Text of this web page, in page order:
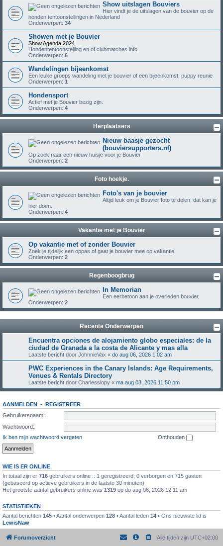
Show uitslagen Bouviers
Hier vindt je de uitslagen van de bouvier op de
honden tentoonstellingen in Nederland
Onderwerpen: 34
Showen met je Bouvier
Show Agenda 2024
Hondententoonstelling en of clubmatches info.
Onderwerpen: 6
Wandelingen bijeenkomst
Een leuke groeps wandeling met je bouvier of een bijeenkomst, puppy reunie
Onderwerpen: 1
Hondensport
Actief met je Bouvier bezig zijn.
Onderwerpen: 4
Herplaatsers
Nieuw baasje gezocht
(bouviersupporters.nl)
Op zoek naar een nieuw huisje voor je Bouvier
Onderwerpen: 2
Foto hoekje.
Foto's van je bouvier
Altijd leuk om je Bouvier foto te delen, dat kan je
hier doen.
Onderwerpen: 4
Vakantie met je Bouvier
Op vakantie met of zonder Bouvier
Zoek je tijdelijk een oppas of gaat je bouvier mee op vakantie.
Onderwerpen: 2
Regenboogbrug
In Memorian
Een eerbetoon aan je overleden bouvier,
Onderwerpen: 2
Recente Onderwerpen
Encuentra opciones de alojamiento globo especiales: de la
ciudad de Granada a la costa de Alicante y mas alla
Laatste bericht door JohnnieVax « do aug 06, 2026 1:02 am
PWC Experiences in the Canary Islands: Age Requirements,
Venues & Rentals Directory
Laatste bericht door Charlesslopy « ma aug 03, 2026 11:50 pm
AANMELDEN • REGISTREER
Gebruikersnaam:
Wachtwoord:
Ik ben mijn wachtwoord vergeten
Onthouden
WIE IS ER ONLINE
In totaal zijn er 716 gebruikers online :: 1 geregistreerd, 0 verborgen en 715 gasten
(gebaseerd op actieve gebruikers in de laatste 30 minuten)
Het grootste aantal gebruikers online was 1319 op do aug 06, 2026 12:11 am
STATISTIEKEN
Aantal berichten 145 • Aantal onderwerpen 128 • Aantal leden 14 • Ons nieuwste lid is
LewisNaw
Forumoverzicht Alle tijden zijn UTC+02:00